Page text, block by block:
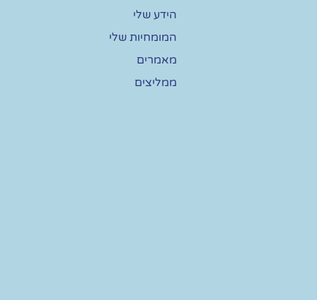
הידע שלי
המומחיות שלי
מאמרים
ממליצים